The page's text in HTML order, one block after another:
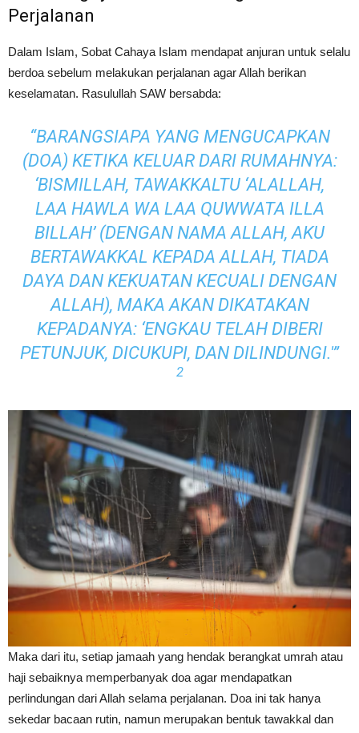
Perjalanan
Dalam Islam, Sobat Cahaya Islam mendapat anjuran untuk selalu
berdoa sebelum melakukan perjalanan agar Allah berikan
keselamatan. Rasulullah SAW bersabda:
“BARANGSIAPA YANG MENGUCAPKAN
(DOA) KETIKA KELUAR DARI RUMAHNYA:
‘BISMILLAH, TAWAKKALTU ‘ALALLAH,
LAA HAWLA WA LAA QUWWATA ILLA
BILLAH’ (DENGAN NAMA ALLAH, AKU
BERTAWAKKAL KEPADA ALLAH, TIADA
DAYA DAN KEKUATAN KECUALI DENGAN
ALLAH), MAKA AKAN DIKATAKAN
KEPADANYA: ‘ENGKAU TELAH DIBERI
PETUNJUK, DICUKUPI, DAN DILINDUNGI.'”
2
Maka dari itu, setiap jamaah yang hendak berangkat umrah atau
haji sebaiknya memperbanyak doa agar mendapatkan
perlindungan dari Allah selama perjalanan. Doa ini tak hanya
sekedar bacaan rutin, namun merupakan bentuk tawakkal dan